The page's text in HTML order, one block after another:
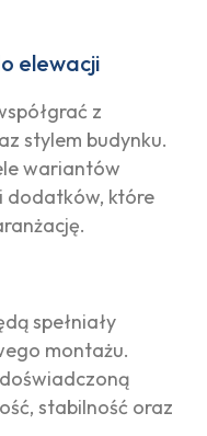
elewacji
z
stylem budynku.
wariantów
dodatków, które
spełniały
montażu.
stabilność oraz